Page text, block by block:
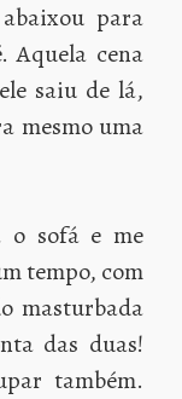
para
Aquela cena
saiu de lá,
mesmo uma
o sofá e me
tempo, com
masturbada
das duas!
também.